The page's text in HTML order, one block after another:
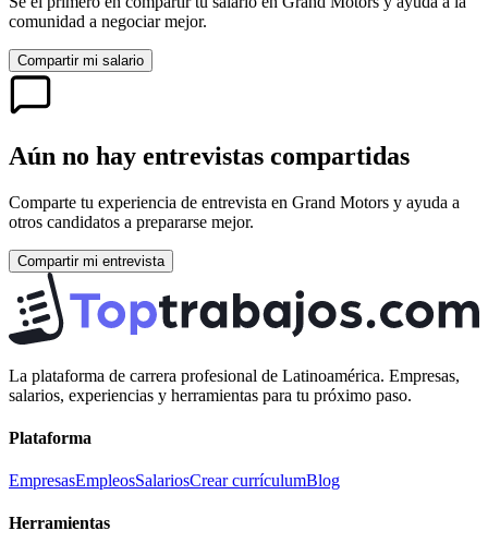
comunidad a negociar mejor.
Compartir mi salario
Aún no hay entrevistas compartidas
Comparte tu experiencia de entrevista en Grand Motors y ayuda a
otros candidatos a prepararse mejor.
Compartir mi entrevista
La plataforma de carrera profesional de Latinoamérica. Empresas,
salarios, experiencias y herramientas para tu próximo paso.
Plataforma
EmpresasEmpleosSalariosCrear currículumBlog
Herramientas